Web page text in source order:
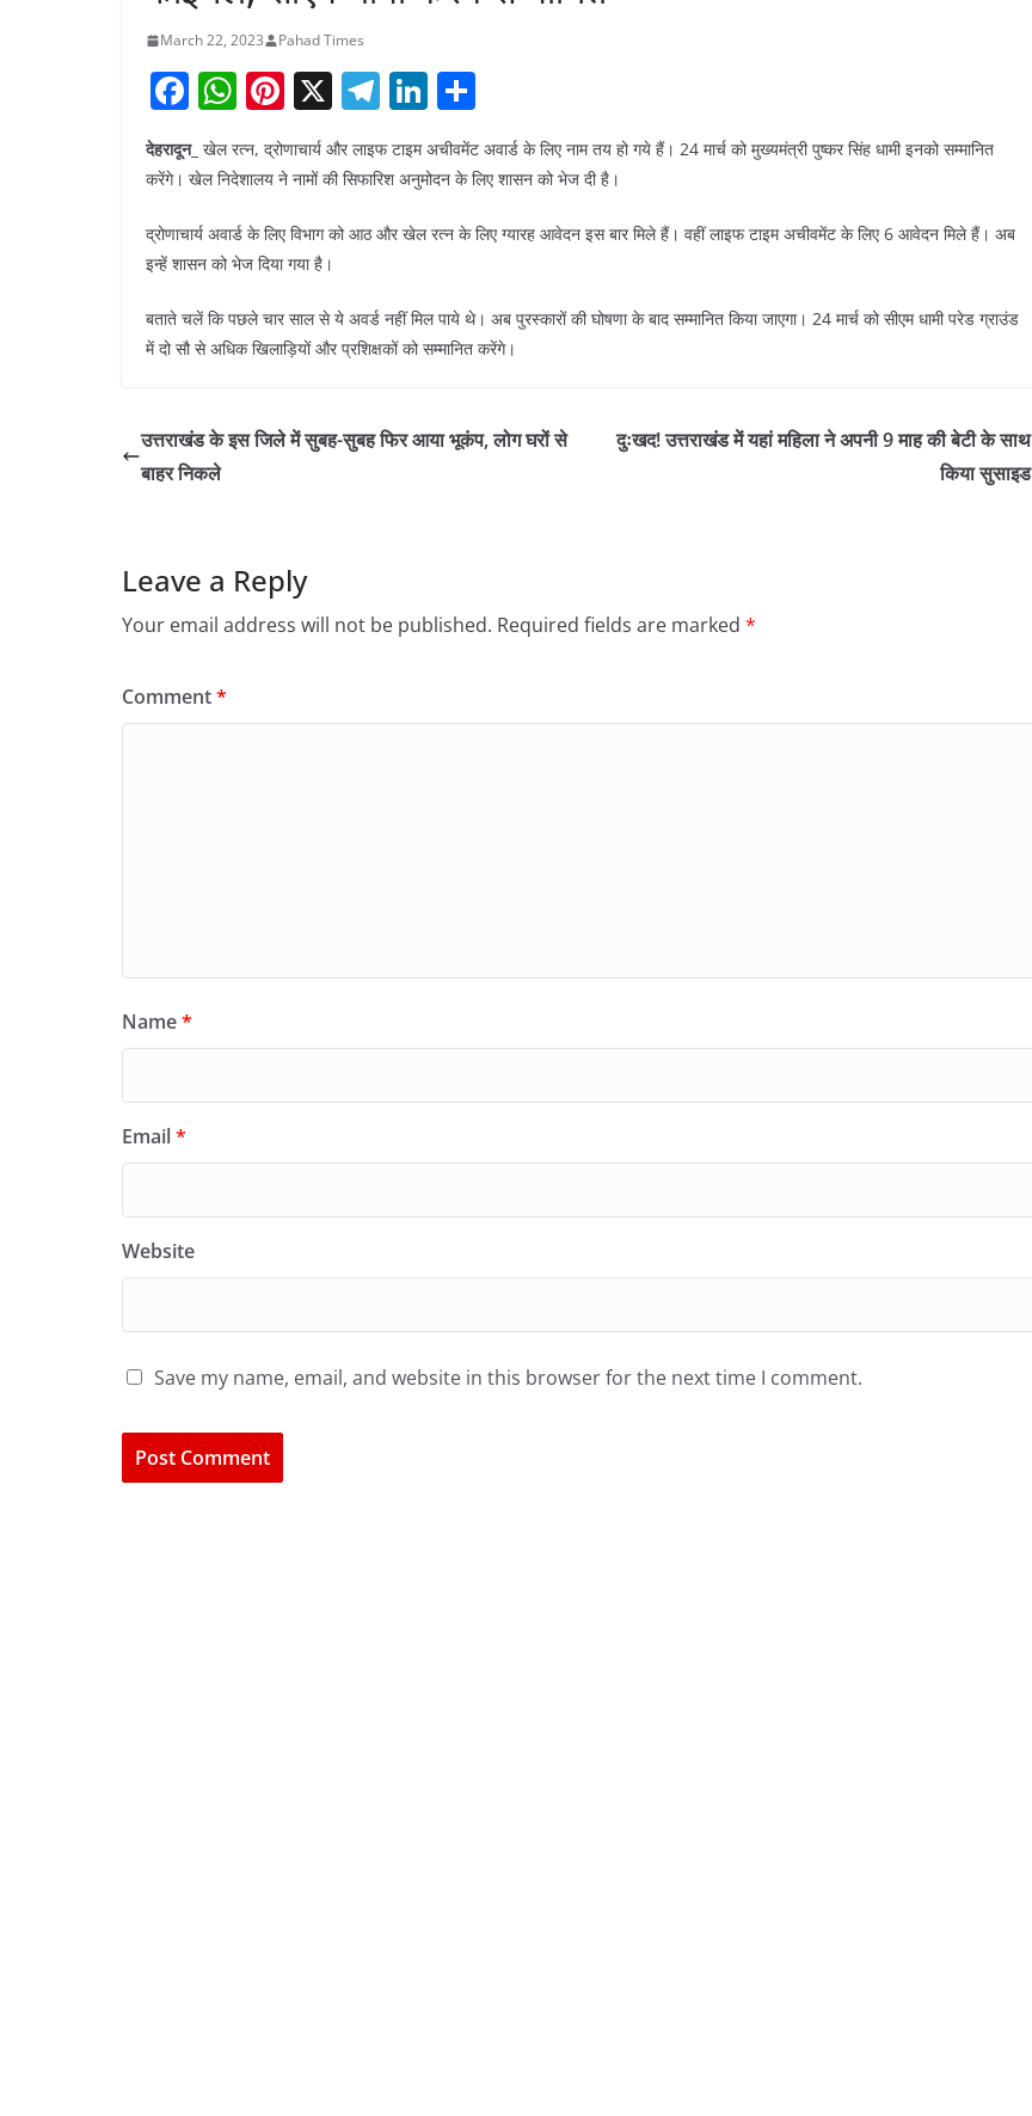
March 22, 2023 Pahad Times
F
a
c
b
o
o
k
W
at
A
p
p
Pi
nt
er
st
X T
e
gr
a
Li
n
k
dI
ar
e
देहरादून_ खेल रत्न, द्रोणाचार्य और लाइफ टाइम अचीवमेंट अवार्ड के लिए नाम तय हो गये हैं। 24 मार्च को मुख्यमंत्री पुष्कर सिंह धामी इनको सम्मानित
करेंगे। खेल निदेशालय ने नामों की सिफारिश अनुमोदन के लिए शासन को भेज दी है।
द्रोणाचार्य अवार्ड के लिए विभाग को आठ और खेल रत्न के लिए ग्यारह आवेदन इस बार मिले हैं। वहीं लाइफ टाइम अचीवमेंट के लिए 6 आवेदन मिले हैं। अब
इन्हें शासन को भेज दिया गया है।
बताते चलें कि पछले चार साल से ये अवर्ड नहीं मिल पाये थे। अब पुरस्कारों की घोषणा के बाद सम्मानित किया जाएगा। 24 मार्च को सीएम धामी परेड ग्राउंड
में दो सौ से अधिक खिलाड़ियों और प्रशिक्षकों को सम्मानित करेंगे।
उत्तराखंड के इस जिले में सुबह-सुबह फिर आया भूकंप, लोग घरों से
बाहर निकले
दुःखद! उत्तराखंड में यहां महिला ने अपनी 9 माह की बेटी के साथ
किया सुसाइड
Leave a Reply
Your email address will not be published. Required fields are marked *
Comment*
Name*
Email*
Website
Save my name, email, and website in this browser for the next time I comment.